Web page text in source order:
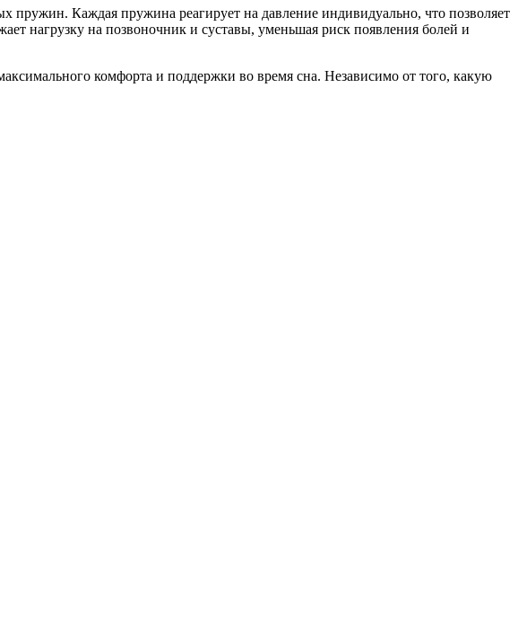
Каждая пружина реагирует на давление индивидуально, что позволяет
нагрузку на позвоночник и суставы, уменьшая риск появления болей и
комфорта и поддержки во время сна. Независимо от того, какую